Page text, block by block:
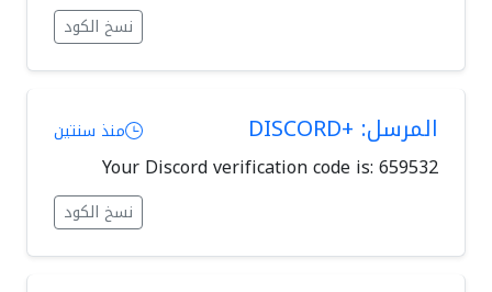
نسخ الكود
المرسل: +DISCORD منذ سنتين
Your Discord verification code is: 659532
نسخ الكود